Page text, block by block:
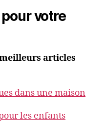
votre
articles
dans une maison
les enfants